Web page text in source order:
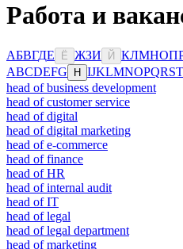
Работа и
АБВГДЕ Ё ЖЗИ Й КЛМНОП
ABCDEFG H IJKLMNOPQRST
head of business development
head of customer service
head of digital
head of digital marketing
head of e-commerce
head of finance
head of HR
head of internal audit
head of IT
head of legal
head of legal department
head of marketing